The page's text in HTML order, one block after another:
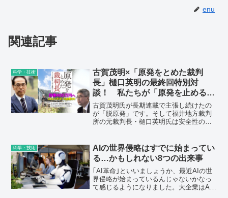
enu
関連記事
科学・技術
古賀茂明×「原発をとめた裁判
長」樋口英明の最終回特別対
談！ 私たちが「原発を止めるべ
きだ」と主張し続けているシンプ
ルな理由
古賀茂明氏が長期連載で主張し続けたの
が「脱原発」です。そして福井地方裁判
所の元裁判長・樋口英明氏は安全性の観
も「原発は止めるべき」と訴えるふたり
は、原発への警戒感が薄らぐ日本社会を
どう見るか。じっくり語り合いました。
科学・技術
AIの世界侵略はすでに始まってい
る…かもしれない8つの出来事
｢AI革命｣といいましょうか、最近AIの世
界侵略が始まっているんじゃないかなっ
て感じるようになりました。大企業はAI